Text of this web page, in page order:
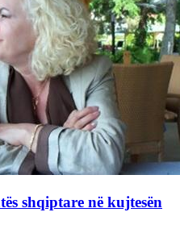
shqiptare në kujtesën